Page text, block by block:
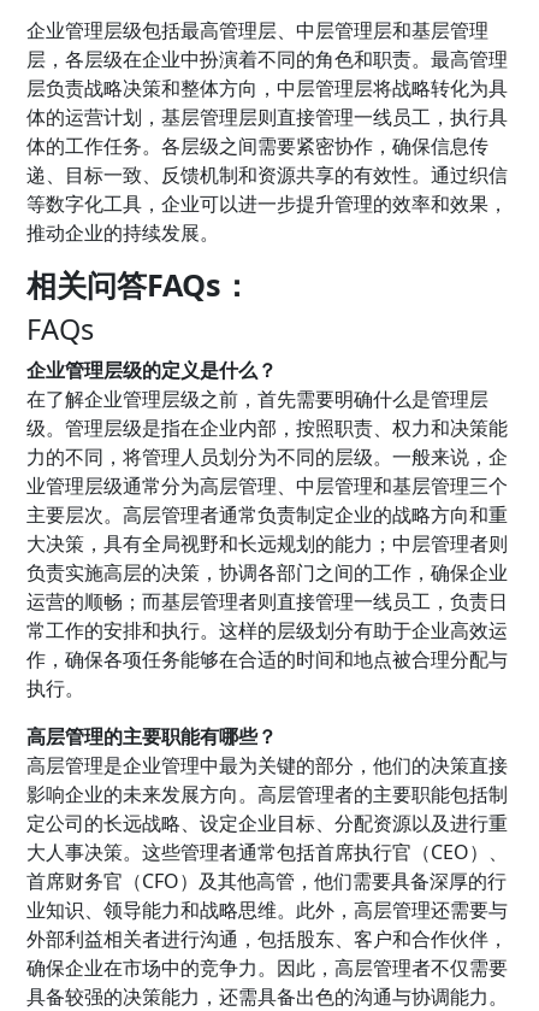
企业管理层级包括最高管理层、中层管理层和基层管理
层，各层级在企业中扮演着不同的角色和职责。最高管理
层负责战略决策和整体方向，中层管理层将战略转化为具
体的运营计划，基层管理层则直接管理一线员工，执行具
体的工作任务。各层级之间需要紧密协作，确保信息传
递、目标一致、反馈机制和资源共享的有效性。通过织信
等数字化工具，企业可以进一步提升管理的效率和效果，
推动企业的持续发展。
相关问答FAQs：
FAQs
企业管理层级的定义是什么？
在了解企业管理层级之前，首先需要明确什么是管理层
级。管理层级是指在企业内部，按照职责、权力和决策能
力的不同，将管理人员划分为不同的层级。一般来说，企
业管理层级通常分为高层管理、中层管理和基层管理三个
主要层次。高层管理者通常负责制定企业的战略方向和重
大决策，具有全局视野和长远规划的能力；中层管理者则
负责实施高层的决策，协调各部门之间的工作，确保企业
运营的顺畅；而基层管理者则直接管理一线员工，负责日
常工作的安排和执行。这样的层级划分有助于企业高效运
作，确保各项任务能够在合适的时间和地点被合理分配与
执行。
高层管理的主要职能有哪些？
高层管理是企业管理中最为关键的部分，他们的决策直接
影响企业的未来发展方向。高层管理者的主要职能包括制
定公司的长远战略、设定企业目标、分配资源以及进行重
大人事决策。这些管理者通常包括首席执行官（CEO）、
首席财务官（CFO）及其他高管，他们需要具备深厚的行
业知识、领导能力和战略思维。此外，高层管理还需要与
外部利益相关者进行沟通，包括股东、客户和合作伙伴，
确保企业在市场中的竞争力。因此，高层管理者不仅需要
具备较强的决策能力，还需具备出色的沟通与协调能力。